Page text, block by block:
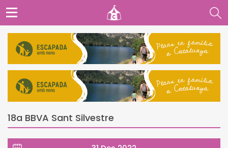
18a BBVA Sant Silvestre